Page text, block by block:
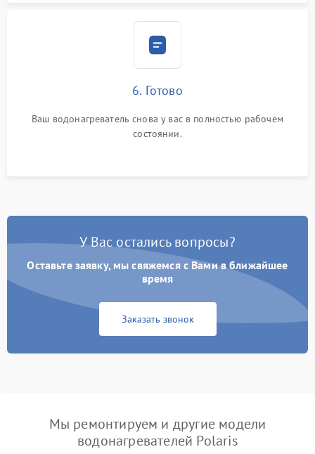
6. Готово
Ваш водонагреватель снова у вас в полностью рабочем
состоянии.
У Вас остались вопросы?
Оставьте заявку, мы свяжемся с Вами в ближайшее
время
Заказать звонок
Мы ремонтируем и другие модели
водонагревателей Polaris